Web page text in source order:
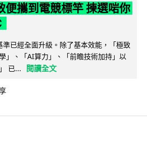
攜到電競標竿 揀選啱你
已經全面升級。除了基本效能，「極致
」、「AI算力」、「前瞻技術加持」以
已...
閱讀全文